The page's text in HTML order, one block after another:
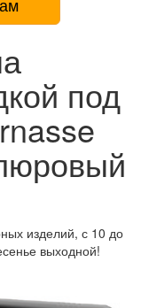
под
изделий, с 10 до
выходной!